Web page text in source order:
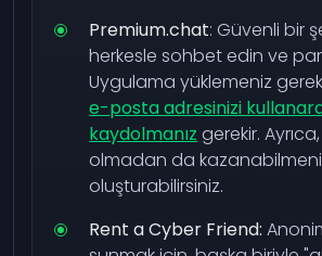
Premium.chat: Güvenli bir
herkesle sohbet edin ve
Uygulama yüklemeniz
e-posta adresinizi
kaydolmanız gerekir.
olmadan da
oluşturabilirsiniz.
Rent a Cyber Friend: